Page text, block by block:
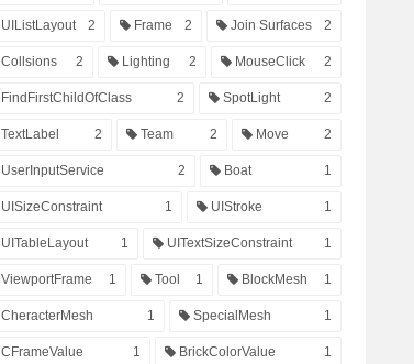
UIListLayout 2 Frame 2 Join Surfaces 2
Collsions 2 Lighting 2 MouseClick 2
FindFirstChildOfClass 2 SpotLight 2
TextLabel 2 Team 2 Move 2
UserInputService 2 Boat 1
UISizeConstraint 1 UIStroke 1
UITableLayout 1 UITextSizeConstraint 1
ViewportFrame 1 Tool 1 BlockMesh 1
CheracterMesh 1 SpecialMesh 1
CFrameValue 1 BrickColorValue 1